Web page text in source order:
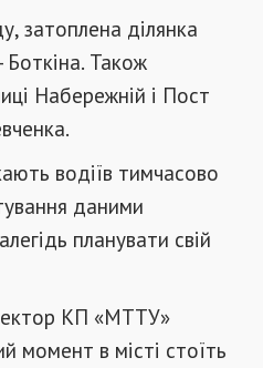
затоплена ділянка
Також
Набережній і Пост
водіїв тимчасово
даними
планувати свій
КП «МТТУ»
момент в місті стоїть